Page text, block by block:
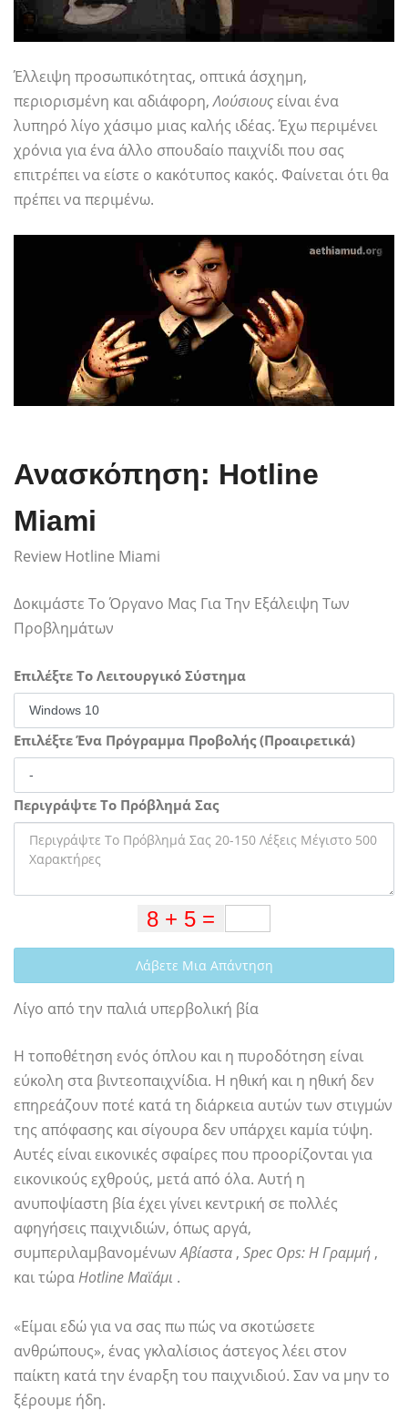
Έλλειψη προσωπικότητας, οπτικά άσχημη,
περιορισμένη και αδιάφορη,Λούσιουςείναι ένα
λυπηρό λίγο χάσιμο μιας καλής ιδέας. Έχω περιμένει
χρόνια για ένα άλλο σπουδαίο παιχνίδι που σας
επιτρέπει να είστε ο κακότυπος κακός. Φαίνεται ότι θα
πρέπει να περιμένω.
Ανασκόπηση: Hotline
Miami
Review Hotline Miami
Δοκιμάστε Το Όργανο Μας Για Την Εξάλειψη Των
Προβλημάτων
Επιλέξτε Το Λειτουργικό Σύστημα
Επιλέξτε Ένα Πρόγραμμα Προβολής (Προαιρετικά)
Περιγράψτε Το Πρόβλημά Σας
Λάβετε Μια Απάντηση
Λίγο από την παλιά υπερβολική βία
Η τοποθέτηση ενός όπλου και η πυροδότηση είναι
εύκολη στα βιντεοπαιχνίδια. Η ηθική και η ηθική δεν
επηρεάζουν ποτέ κατά τη διάρκεια αυτών των στιγμών
της απόφασης και σίγουρα δεν υπάρχει καμία τύψη.
Αυτές είναι εικονικές σφαίρες που προορίζονται για
εικονικούς εχθρούς, μετά από όλα. Αυτή η
ανυποψίαστη βία έχει γίνει κεντρική σε πολλές
αφηγήσεις παιχνιδιών, όπως αργά,
συμπεριλαμβανομένωνΑβίαστα , Spec Ops: Η Γραμμή ,
και τώραHotline Μαϊάμι .
«Είμαι εδώ για να σας πω πώς να σκοτώσετε
ανθρώπους», ένας γκλαλίσιος άστεγος λέει στον
παίκτη κατά την έναρξη του παιχνιδιού. Σαν να μην το
ξέρουμε ήδη.